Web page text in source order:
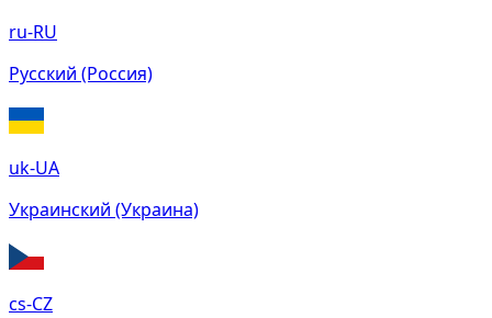
ru-RU
Русский (Россия)
uk-UA
Украинский (Украина)
cs-CZ